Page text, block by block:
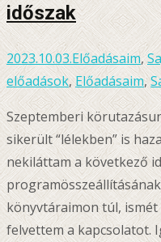
időszak
2023.10.03.Előadásaim,
előadások,Előadásaim,
Szeptemberi
sikerült “lélekben” is
nekiláttam a következő
könyvtáraimon túl,
felvettem a kapcsolatot.